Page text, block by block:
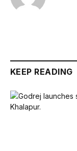
KEEP READING